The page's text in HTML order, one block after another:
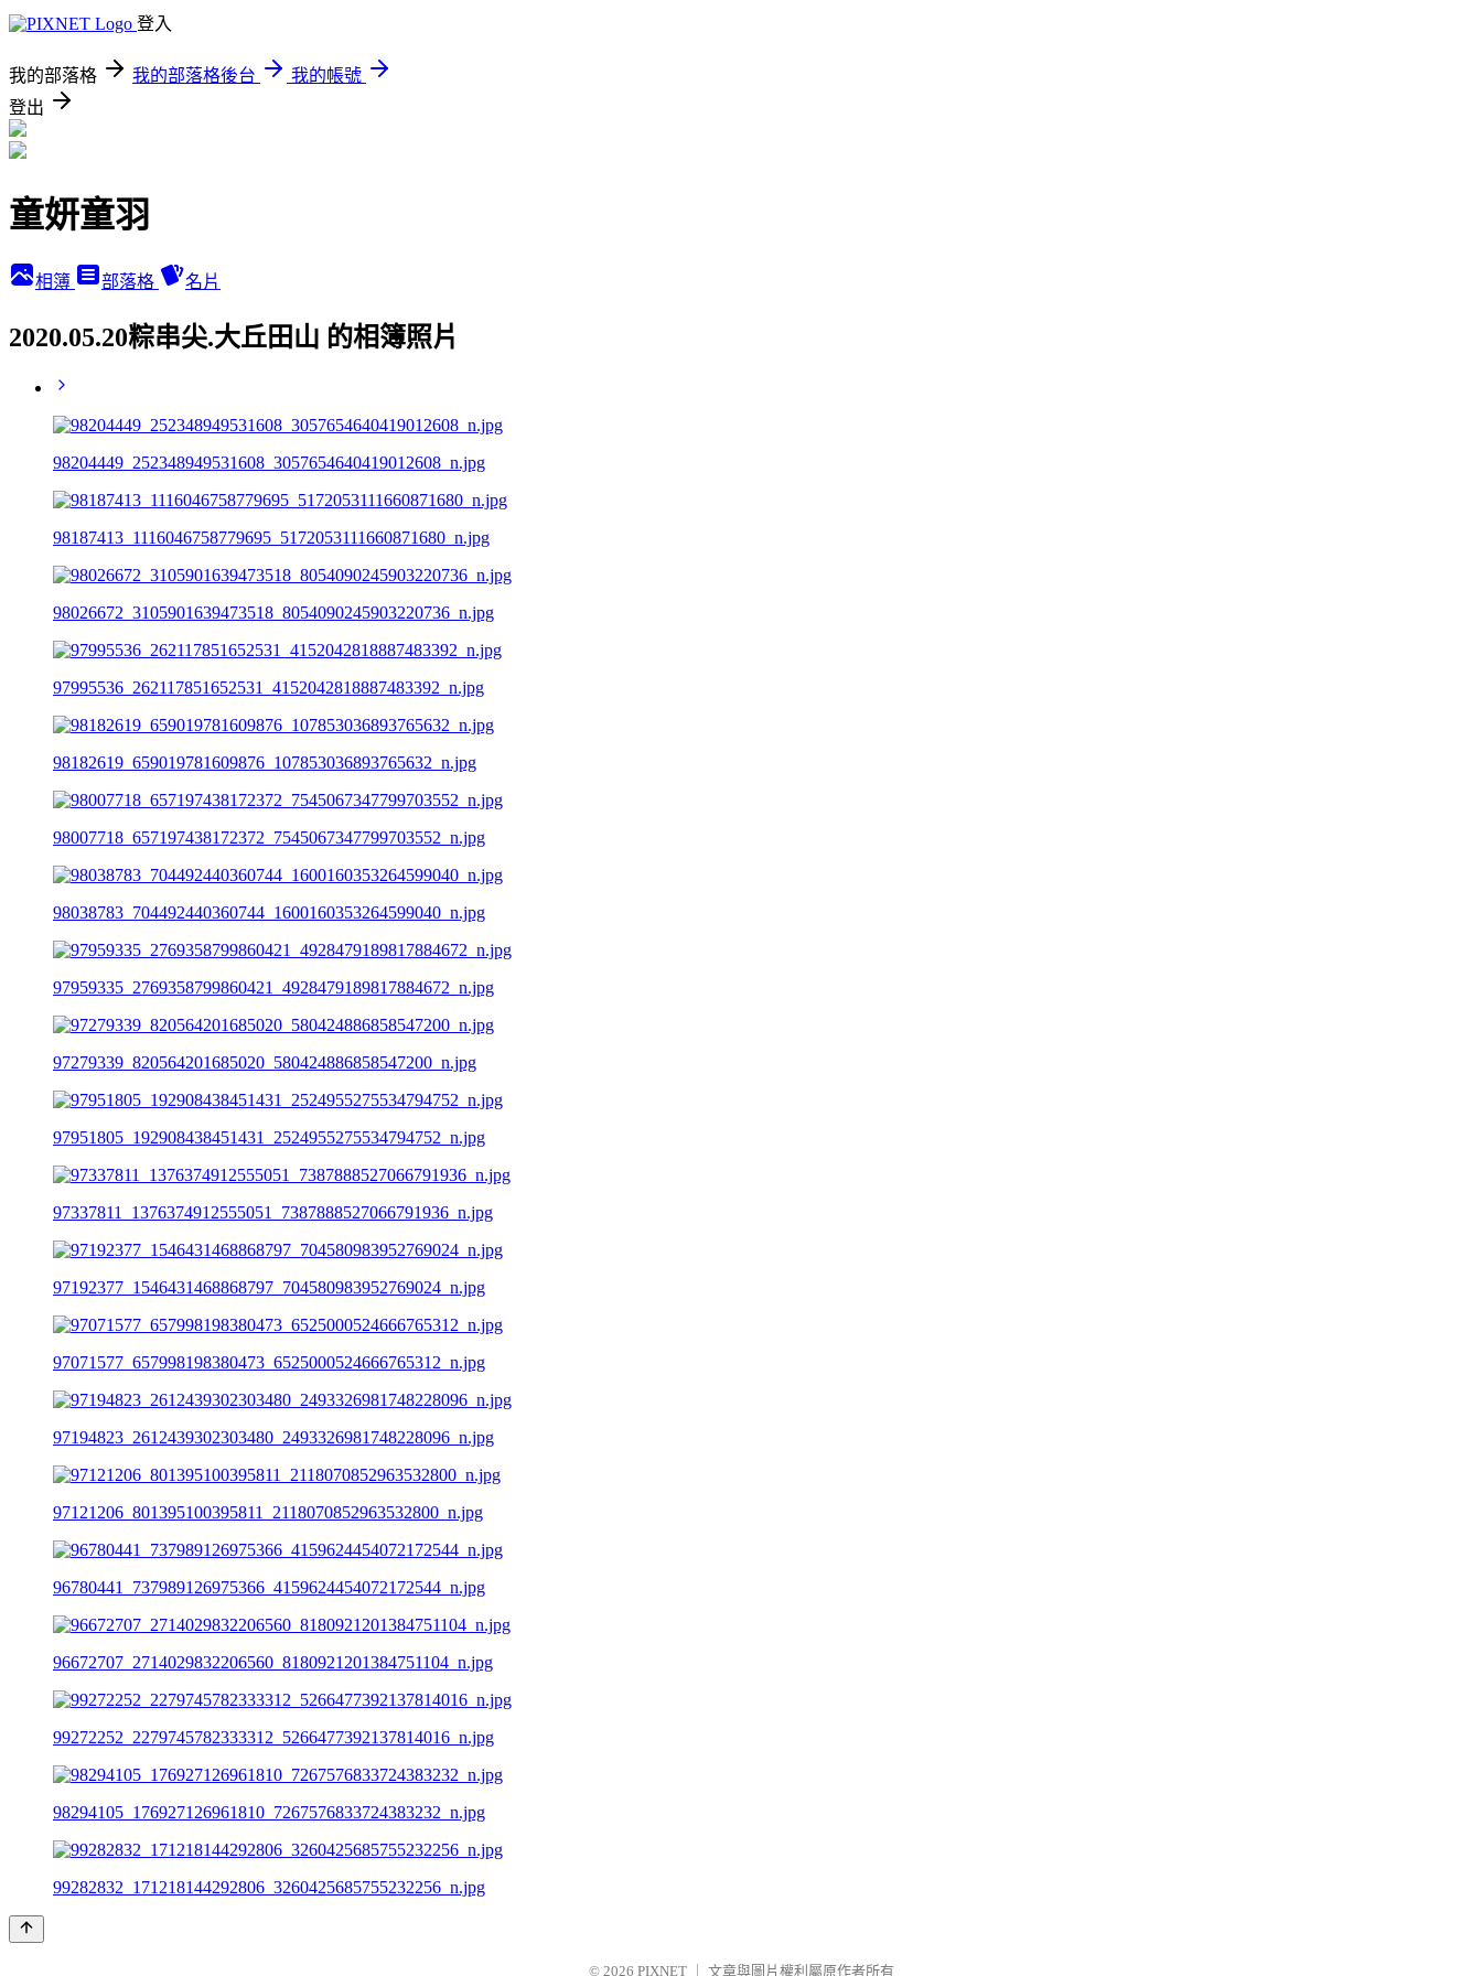
登入
我的部落格 我的部落格後台
我的帳號
登出
童妍童羽
相簿 部落格 名片
2020.05.20粽串尖.大丘田山 的相簿照片
98204449_252348949531608_3057654640419012608_n.jpg
98187413_1116046758779695_5172053111660871680_n.jpg
98026672_3105901639473518_8054090245903220736_n.jpg
97995536_262117851652531_4152042818887483392_n.jpg
98182619_659019781609876_107853036893765632_n.jpg
98007718_657197438172372_7545067347799703552_n.jpg
98038783_704492440360744_1600160353264599040_n.jpg
97959335_2769358799860421_4928479189817884672_n.jpg
97279339_820564201685020_580424886858547200_n.jpg
97951805_192908438451431_2524955275534794752_n.jpg
97337811_1376374912555051_7387888527066791936_n.jpg
97192377_1546431468868797_704580983952769024_n.jpg
97071577_657998198380473_6525000524666765312_n.jpg
97194823_2612439302303480_2493326981748228096_n.jpg
97121206_801395100395811_2118070852963532800_n.jpg
96780441_737989126975366_4159624454072172544_n.jpg
96672707_2714029832206560_8180921201384751104_n.jpg
99272252_2279745782333312_5266477392137814016_n.jpg
98294105_176927126961810_7267576833724383232_n.jpg
99282832_171218144292806_3260425685755232256_n.jpg
© 2026 PIXNET 文章與圖片權利屬原作者所有